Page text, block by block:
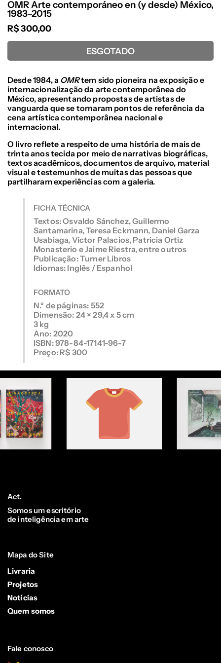
OMR Arte contemporáneo en (y desde) México,
1983–2015
R$ 300,00
ESGOTADO
Desde 1984, a OMRtem sido pioneira na exposição e
internacionalização da arte contemporânea do
México, apresentando propostas de artistas de
vanguarda que se tornaram pontos de referência da
cena artística contemporânea nacional e
internacional.
O livro reflete a respeito de uma história de mais de
trinta anos tecida por meio de narrativas biográficas,
textos acadêmicos, documentos de arquivo, material
visual e testemunhos de muitas das pessoas que
partilharam experiências com a galeria.
FICHA TÉCNICA
Textos: Osvaldo Sánchez, Guillermo
Santamarina, Teresa Eckmann, Daniel Garza
Usabiaga, Víctor Palacios, Patricia Ortiz
Monasterio e Jaime Riestra, entre outros
Publicação: Turner Libros
Idiomas: Inglês / Espanhol
FORMATO
N.º de páginas: 552
Dimensão: 24 × 29,4 x 5 cm
3 kg
Ano: 2020
ISBN: 978-84-17141-96-7
Preço: R$ 300
Act.
Somos um escritório
de inteligência em arte
Mapa do Site
Livraria
Projetos
Notícias
Quem somos
Fale conosco